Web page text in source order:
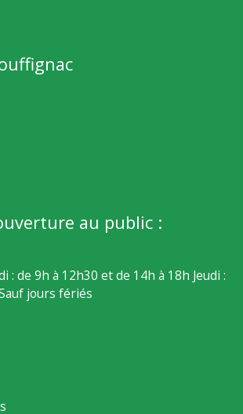
au public :
: de 9h à 12h30 et de 14h à 18h Jeudi :
jours fériés